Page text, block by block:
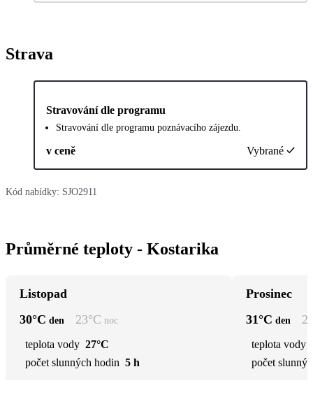
Strava
Stravování dle programu
Stravování dle programu poznávacího zájezdu.
v ceně Vybrané
Kód nabídky: SJO2911
Průměrné teploty - Kostarika
Listopad
30°C den 23°C noc
teplota vody 27°C
počet slunných hodin 5 h
Prosinec
31°C den
teplota vody
počet